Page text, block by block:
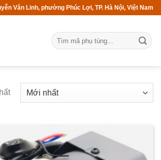
Văn Linh, phường Phúc Lợi, TP. Hà Nội, Việt Nam